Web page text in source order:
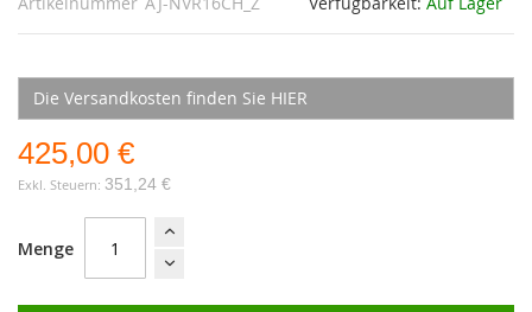
Die Versandkosten finden Sie HIER
425,00 €
351,24 €
Menge